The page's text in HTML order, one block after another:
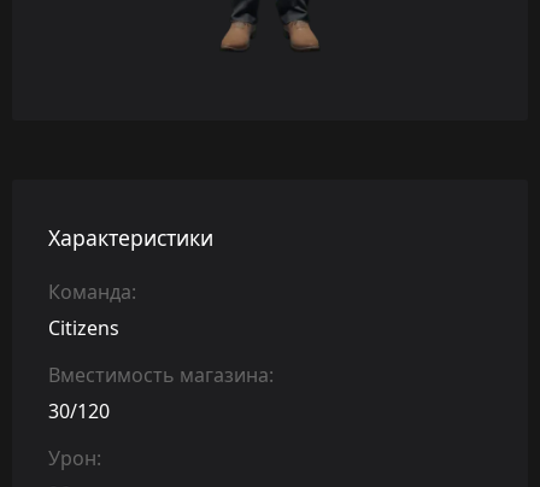
Характеристики
Команда:
Citizens
Вместимость магазина:
30/120
Урон: